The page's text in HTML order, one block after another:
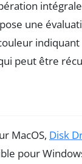
une
indiquant
peut être
MacOS, Disk
pour